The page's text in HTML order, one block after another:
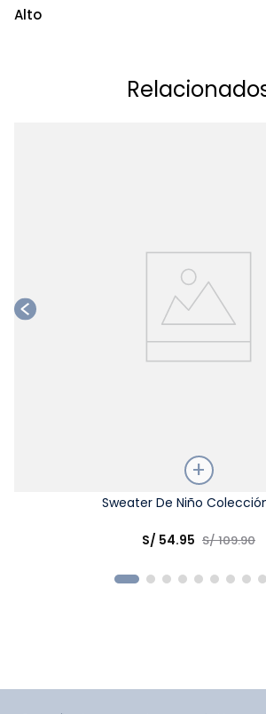
Alto
Sweater De Niño
S/ 54.95 S/109.90